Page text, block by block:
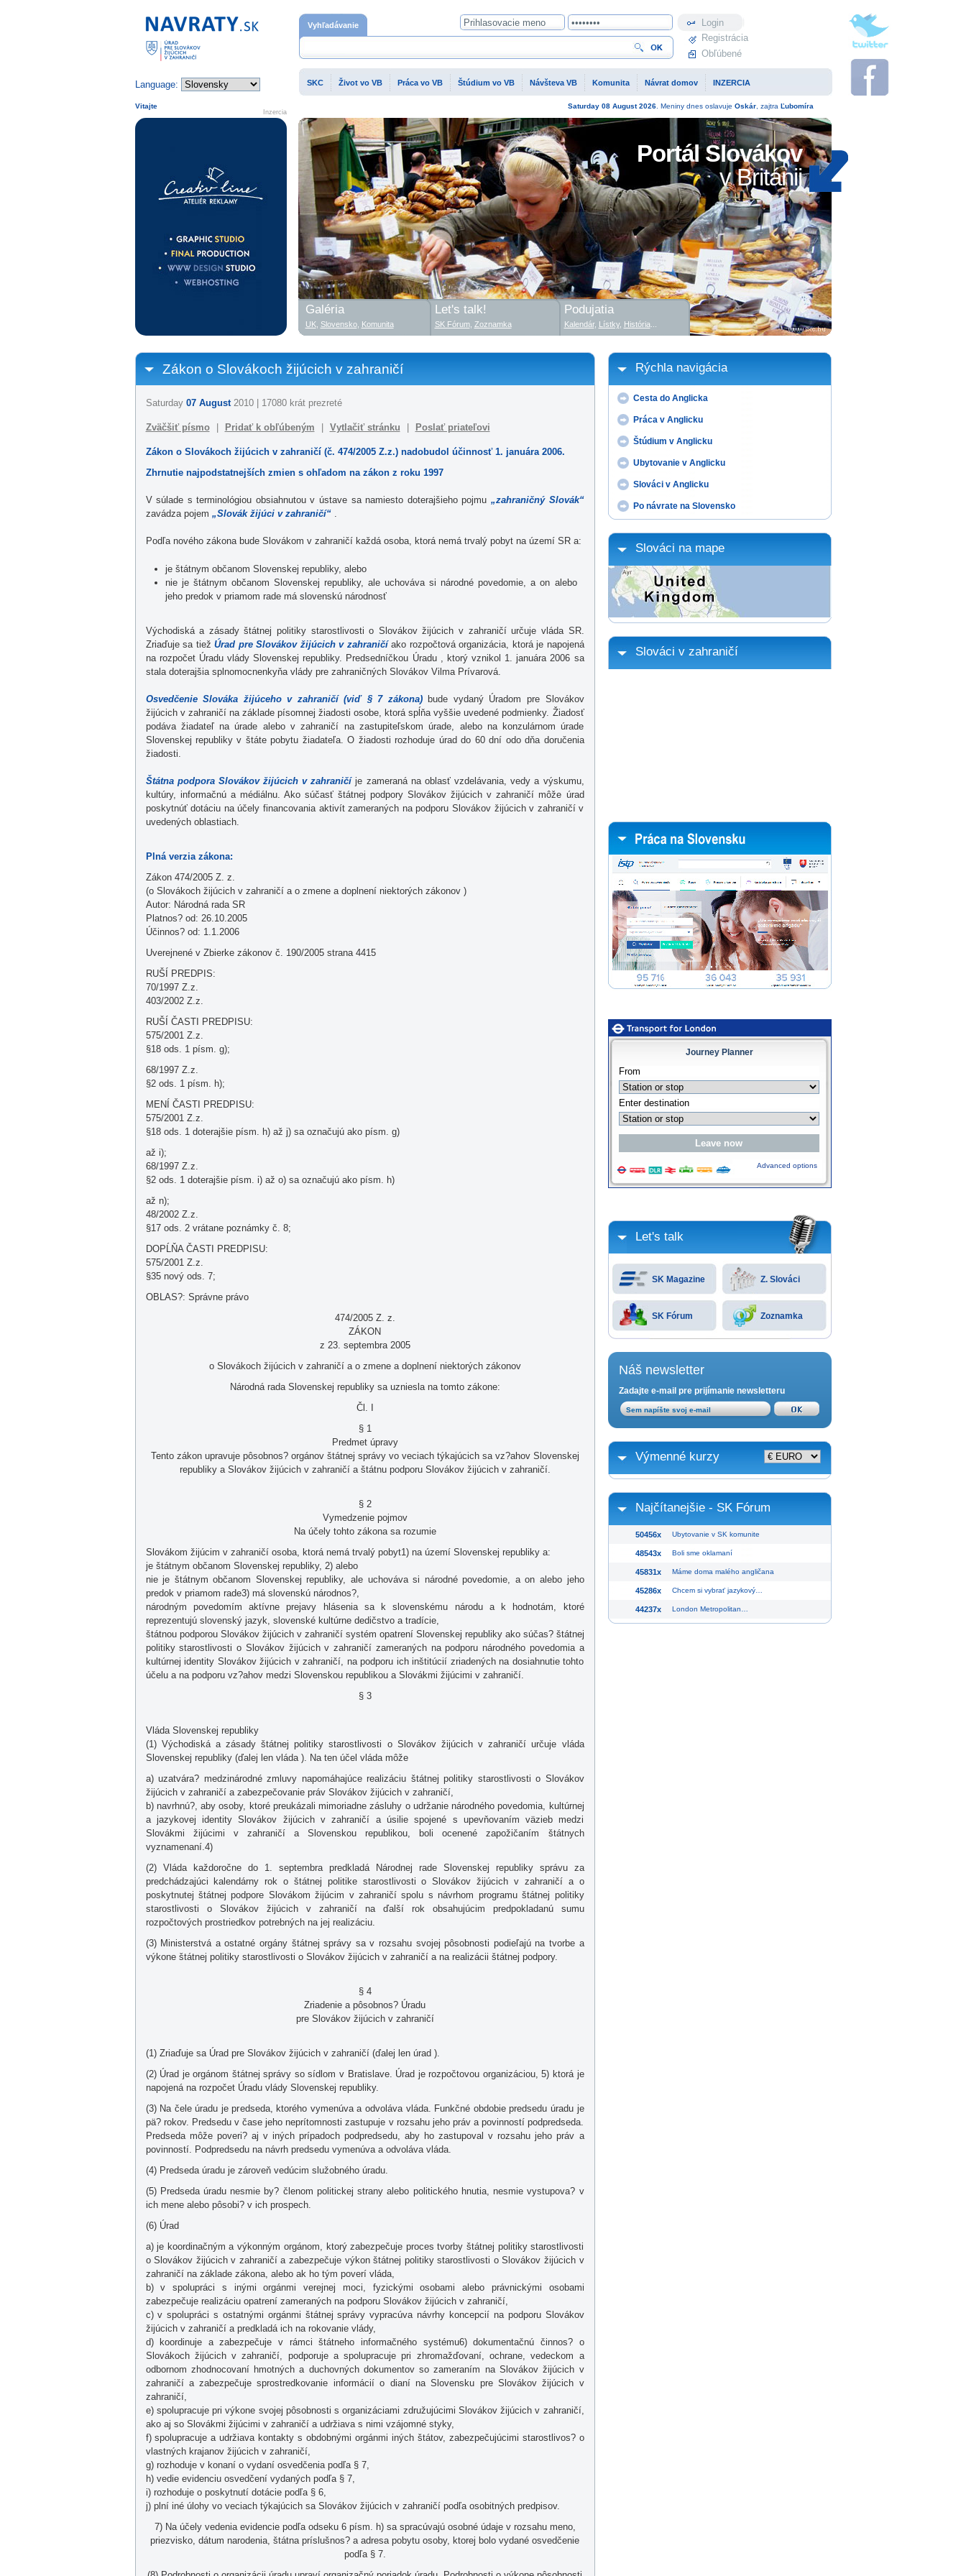
Portál Slovákov
v Británii
Zákon o Slovákoch žijúcich v zahraničí
Saturday 07 August2010 | 17080 krát prezreté
Zväčšiť písmo Pridať k obľúbeným Vytlačiť stránku Poslať priateľovi
Zákon o Slovákoch žijúcich v zahraničí (č. 474/2005 Z.z.) nadobudol účinnosť 1. januára 2006.
Zhrnutie najpodstatnejších zmien s ohľadom na zákon z roku 1997
V súlade s terminológiou obsiahnutou v ústave sa namiesto doterajšieho pojmu „zahraničný Slovák“
zavádza pojem „Slovák žijúci v zahraničí“ .
Podľa nového zákona bude Slovákom v zahraničí každá osoba, ktorá nemá trvalý pobyt na území SR a:
je štátnym občanom Slovenskej republiky, alebo
nie je štátnym občanom Slovenskej republiky, ale uchováva si národné povedomie, a on alebo
jeho predok v priamom rade má slovenskú národnosť
Východiská a zásady štátnej politiky starostlivosti o Slovákov žijúcich v zahraničí určuje vláda SR.
Zriaďuje sa tiež Úrad pre Slovákov žijúcich v zahraničíako rozpočtová organizácia, ktorá je napojená
na rozpočet Úradu vlády Slovenskej republiky. Predsedníčkou Úradu , ktorý vznikol 1. januára 2006 sa
stala doterajšia splnomocnenkyňa vlády pre zahraničných Slovákov Vilma Prívarová.
Osvedčenie Slováka žijúceho v zahraničí (viď § 7 zákona)bude vydaný Úradom pre Slovákov
žijúcich v zahraničí na základe písomnej žiadosti osobe, ktorá spĺňa vyššie uvedené podmienky. Žiadosť
podáva žiadateľ na úrade alebo v zahraničí na zastupiteľskom úrade, alebo na konzulárnom úrade
Slovenskej republiky v štáte pobytu žiadateľa. O žiadosti rozhoduje úrad do 60 dní odo dňa doručenia
žiadosti.
Štátna podpora Slovákov žijúcich v zahraničíje zameraná na oblasť vzdelávania, vedy a výskumu,
kultúry, informačnú a médiálnu. Ako súčasť štátnej podpory Slovákov žijúcich v zahraničí môže úrad
poskytnúť dotáciu na účely financovania aktivít zameraných na podporu Slovákov žijúcich v zahraničí v
uvedených oblastiach.
Plná verzia zákona:
Zákon 474/2005 Z. z.
(o Slovákoch žijúcich v zahraničí a o zmene a doplnení niektorých zákonov )
Autor: Národná rada SR
Platnos? od: 26.10.2005
Účinnos? od: 1.1.2006
Uverejnené v Zbierke zákonov č. 190/2005 strana 4415
RUŠÍ PREDPIS:
70/1997 Z.z.
403/2002 Z.z.
RUŠÍ ČASTI PREDPISU:
575/2001 Z.z.
§18 ods. 1 písm. g);
68/1997 Z.z.
§2 ods. 1 písm. h);
MENÍ ČASTI PREDPISU:
575/2001 Z.z.
§18 ods. 1 doterajšie písm. h) až j) sa označujú ako písm. g)
až i);
68/1997 Z.z.
§2 ods. 1 doterajšie písm. i) až o) sa označujú ako písm. h)
až n);
48/2002 Z.z.
§17 ods. 2 vrátane poznámky č. 8;
DOPĹŇA ČASTI PREDPISU:
575/2001 Z.z.
§35 nový ods. 7;
OBLAS?: Správne právo
474/2005 Z. z.
ZÁKON
z 23. septembra 2005
o Slovákoch žijúcich v zahraničí a o zmene a doplnení niektorých zákonov
Národná rada Slovenskej republiky sa uzniesla na tomto zákone:
Čl. I
§ 1
Predmet úpravy
Tento zákon upravuje pôsobnos? orgánov štátnej správy vo veciach týkajúcich sa vz?ahov Slovenskej
republiky a Slovákov žijúcich v zahraničí a štátnu podporu Slovákov žijúcich v zahraničí.
§ 2
Vymedzenie pojmov
Na účely tohto zákona sa rozumie
Slovákom žijúcim v zahraničí osoba, ktorá nemá trvalý pobyt1) na území Slovenskej republiky a:
je štátnym občanom Slovenskej republiky, 2) alebo
nie je štátnym občanom Slovenskej republiky, ale uchováva si národné povedomie, a on alebo jeho
predok v priamom rade3) má slovenskú národnos?,
národným povedomím aktívne prejavy hlásenia sa k slovenskému národu a k hodnotám, ktoré
reprezentujú slovenský jazyk, slovenské kultúrne dedičstvo a tradície,
štátnou podporou Slovákov žijúcich v zahraničí systém opatrení Slovenskej republiky ako súčas? štátnej
politiky starostlivosti o Slovákov žijúcich v zahraničí zameraných na podporu národného povedomia a
kultúrnej identity Slovákov žijúcich v zahraničí, na podporu ich inštitúcií zriadených na dosiahnutie tohto
účelu a na podporu vz?ahov medzi Slovenskou republikou a Slovákmi žijúcimi v zahraničí.
§ 3
Vláda Slovenskej republiky
(1) Východiská a zásady štátnej politiky starostlivosti o Slovákov žijúcich v zahraničí určuje vláda
Slovenskej republiky (ďalej len vláda ). Na ten účel vláda môže
a) uzatvára? medzinárodné zmluvy napomáhajúce realizáciu štátnej politiky starostlivosti o Slovákov
žijúcich v zahraničí a zabezpečovanie práv Slovákov žijúcich v zahraničí,
b) navrhnú?, aby osoby, ktoré preukázali mimoriadne zásluhy o udržanie národného povedomia, kultúrnej
a jazykovej identity Slovákov žijúcich v zahraničí a úsilie spojené s upevňovaním väzieb medzi
Slovákmi žijúcimi v zahraničí a Slovenskou republikou, boli ocenené zapožičaním štátnych
vyznamenaní.4)
(2) Vláda každoročne do 1. septembra predkladá Národnej rade Slovenskej republiky správu za
predchádzajúci kalendárny rok o štátnej politike starostlivosti o Slovákov žijúcich v zahraničí a o
poskytnutej štátnej podpore Slovákom žijúcim v zahraničí spolu s návrhom programu štátnej politiky
starostlivosti o Slovákov žijúcich v zahraničí na ďalší rok obsahujúcim predpokladanú sumu
rozpočtových prostriedkov potrebných na jej realizáciu.
(3) Ministerstvá a ostatné orgány štátnej správy sa v rozsahu svojej pôsobnosti podieľajú na tvorbe a
výkone štátnej politiky starostlivosti o Slovákov žijúcich v zahraničí a na realizácii štátnej podpory.
§ 4
Zriadenie a pôsobnos? Úradu
pre Slovákov žijúcich v zahraničí
(1) Zriaďuje sa Úrad pre Slovákov žijúcich v zahraničí (ďalej len úrad ).
(2) Úrad je orgánom štátnej správy so sídlom v Bratislave. Úrad je rozpočtovou organizáciou, 5) ktorá je
napojená na rozpočet Úradu vlády Slovenskej republiky.
(3) Na čele úradu je predseda, ktorého vymenúva a odvoláva vláda. Funkčné obdobie predsedu úradu je
pä? rokov. Predsedu v čase jeho neprítomnosti zastupuje v rozsahu jeho práv a povinností podpredseda.
Predseda môže poveri? aj v iných prípadoch podpredsedu, aby ho zastupoval v rozsahu jeho práv a
povinností. Podpredsedu na návrh predsedu vymenúva a odvoláva vláda.
(4) Predseda úradu je zároveň vedúcim služobného úradu.
(5) Predseda úradu nesmie by? členom politickej strany alebo politického hnutia, nesmie vystupova? v
ich mene alebo pôsobi? v ich prospech.
(6) Úrad
a) je koordinačným a výkonným orgánom, ktorý zabezpečuje proces tvorby štátnej politiky starostlivosti
o Slovákov žijúcich v zahraničí a zabezpečuje výkon štátnej politiky starostlivosti o Slovákov žijúcich v
zahraničí na základe zákona, alebo ak ho tým poverí vláda,
b) v spolupráci s inými orgánmi verejnej moci, fyzickými osobami alebo právnickými osobami
zabezpečuje realizáciu opatrení zameraných na podporu Slovákov žijúcich v zahraničí,
c) v spolupráci s ostatnými orgánmi štátnej správy vypracúva návrhy koncepcií na podporu Slovákov
žijúcich v zahraničí a predkladá ich na rokovanie vlády,
d) koordinuje a zabezpečuje v rámci štátneho informačného systému6) dokumentačnú činnos? o
Slovákoch žijúcich v zahraničí, podporuje a spolupracuje pri zhromažďovaní, ochrane, vedeckom a
odbornom zhodnocovaní hmotných a duchovných dokumentov so zameraním na Slovákov žijúcich v
zahraničí a zabezpečuje sprostredkovanie informácií o dianí na Slovensku pre Slovákov žijúcich v
zahraničí,
e) spolupracuje pri výkone svojej pôsobnosti s organizáciami združujúcimi Slovákov žijúcich v zahraničí,
ako aj so Slovákmi žijúcimi v zahraničí a udržiava s nimi vzájomné styky,
f) spolupracuje a udržiava kontakty s obdobnými orgánmi iných štátov, zabezpečujúcimi starostlivos? o
vlastných krajanov žijúcich v zahraničí,
g) rozhoduje v konaní o vydaní osvedčenia podľa § 7,
h) vedie evidenciu osvedčení vydaných podľa § 7,
i) rozhoduje o poskytnutí dotácie podľa § 6,
j) plní iné úlohy vo veciach týkajúcich sa Slovákov žijúcich v zahraničí podľa osobitných predpisov.
7) Na účely vedenia evidencie podľa odseku 6 písm. h) sa spracúvajú osobné údaje v rozsahu meno,
priezvisko, dátum narodenia, štátna príslušnos? a adresa pobytu osoby, ktorej bolo vydané osvedčenie
podľa § 7.
Rýchla navigácia
Cesta do Anglicka
Práca v Anglicku
Štúdium v Anglicku
Ubytovanie v Anglicku
Slováci v Anglicku
Po návrate na Slovensko
Slováci na mape
Slováci v zahraničí
Journey Planner
Advanced options
Let's talk
SK Magazine Z. Slováci
SK Fórum Zoznamka
Náš newsletter
Zadajte e-mail pre prijímanie newsletteru
Výmenné kurzy
Najčítanejšie - SK Fórum
50456x Ubytovanie v SK komunite
48543x Boli sme oklamaní
45831x Máme doma malého angličana
45286x Chcem si vybrať jazykový…
44237x London Metropolitan…
Domovská stránka
Language:
Vyhľadávanie
SKC Život vo VB Práca vo VB Štúdium vo VB Návšteva VB Komunita Návrat domov INZERCIA
Profil
Registrácia
Obľúbené
Inzercia
Vitajte Saturday 08 August2026. Meniny dnes oslavuje Oskár, zajtra Ľubomíra
Galéria
UK, Slovensko, Komunita
Let's talk!
SK Fórum, Zoznamka
Podujatia
Kalendár, Lístky, História